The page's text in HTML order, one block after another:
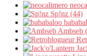
Sp!nz (44)
Ambseb